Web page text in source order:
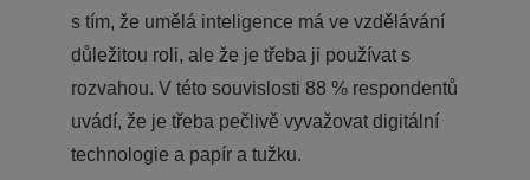
s tím, že umělá inteligence má ve vzdělávání
důležitou roli, ale že je třeba ji používat s
rozvahou. V této souvislosti 88 % respondentů
uvádí, že je třeba pečlivě vyvažovat digitální
technologie a papír a tužku.